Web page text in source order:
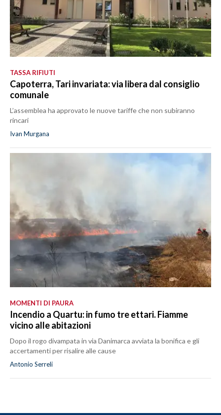
TASSA RIFIUTI
Capoterra, Tari invariata: via libera dal consiglio
comunale
L’assemblea ha approvato le nuove tariffe che non subiranno
rincari
Ivan Murgana
MOMENTI DI PAURA
Incendio a Quartu: in fumo tre ettari. Fiamme
vicino alle abitazioni
Dopo il rogo divampata in via Danimarca avviata la bonifica e gli
accertamenti per risalire alle cause
Antonio Serreli